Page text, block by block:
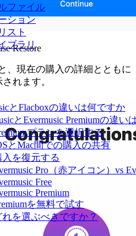
ファイル
ション
スト
ブラリ
とFlacboxの違いは何ですか
とEvermusic Premiumの違い
プランを選択する
とMac間での購入の共有
入を復元する
Pro（赤アイコン）vs
Free
Premium
を無料で試す
れを選ぶべきですか？
Restore
、現在の購入の詳細とともに
れます。